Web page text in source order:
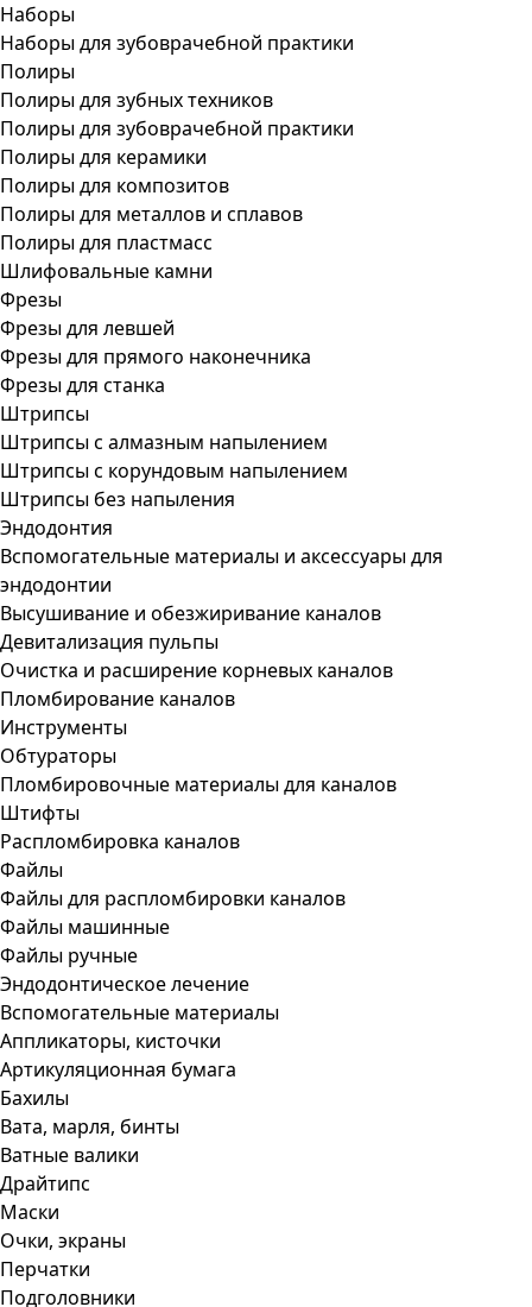
Наборы
Наборы для зубоврачебной практики
Полиры
Полиры для зубных техников
Полиры для зубоврачебной практики
Полиры для керамики
Полиры для композитов
Полиры для металлов и сплавов
Полиры для пластмасс
Шлифовальные камни
Фрезы
Фрезы для левшей
Фрезы для прямого наконечника
Фрезы для станка
Штрипсы
Штрипсы c алмазным напылением
Штрипсы c корундовым напылением
Штрипсы без напыления
Эндодонтия
Вспомогательные материалы и аксессуары для
эндодонтии
Высушивание и обезжиривание каналов
Девитализация пульпы
Очистка и расширение корневых каналов
Пломбирование каналов
Инструменты
Обтураторы
Пломбировочные материалы для каналов
Штифты
Распломбировка каналов
Файлы
Файлы для распломбировки каналов
Файлы машинные
Файлы ручные
Эндодонтическое лечение
Вспомогательные материалы
Аппликаторы, кисточки
Артикуляционная бумага
Бахилы
Вата, марля, бинты
Ватные валики
Драйтипс
Маски
Очки, экраны
Перчатки
Подголовники